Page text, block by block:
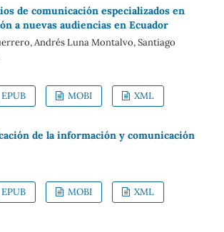
de comunicación especializados en
a nuevas audiencias en Ecuador
Andrés Luna Montalvo, Santiago
EPUB MOBI XML
de la información y comunicación
EPUB MOBI XML